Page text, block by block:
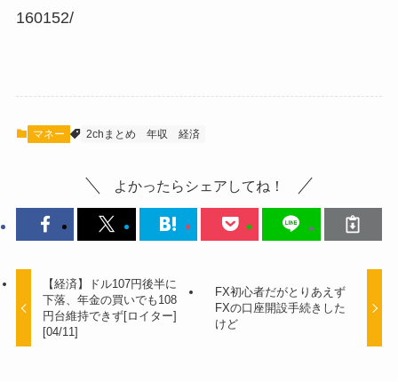
160152/
マネー 2chまとめ 年収 経済
よかったらシェアしてね！
【経済】ドル107円後半に
下落、年金の買いでも108
円台維持できず[ロイター]
[04/11]
FX初心者だがとりあえず
FXの口座開設手続きした
けど